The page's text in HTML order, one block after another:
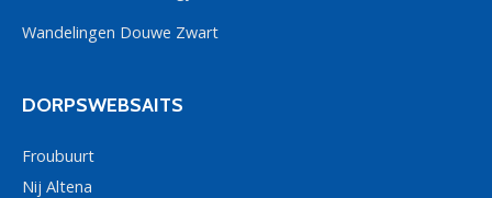
Wandelingen Douwe Zwart
DORPSWEBSAITS
Froubuurt
Nij Altena